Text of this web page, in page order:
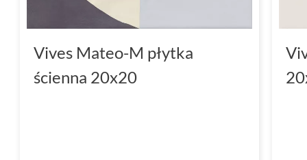
Vives Mateo-M płytka
ścienna 20x20